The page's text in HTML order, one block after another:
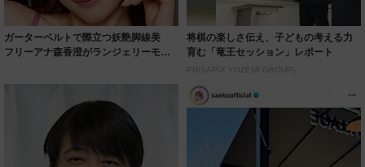
ガーターベルトで際立つ妖艶脚線美
フリーアナ森香澄がランジェリーモデ
将棋の楽しさ伝え、子どもの考える力
育む「竜王セッション」レポート
PR(SAPIX YOZEMI GROUP)